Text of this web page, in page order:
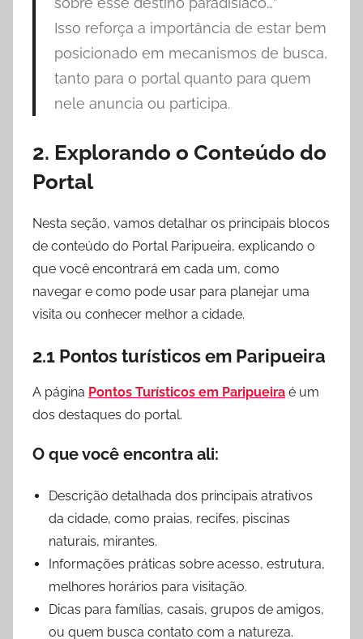
Isso reforça a importância de estar bem
posicionado em mecanismos de busca,
tanto para o portal quanto para quem
nele anuncia ou participa.
2. Explorando o Conteúdo do
Portal
Nesta seção, vamos detalhar os principais blocos
de conteúdo do Portal Paripueira, explicando o
que você encontrará em cada um, como
navegar e como pode usar para planejar uma
visita ou conhecer melhor a cidade.
2.1 Pontos turísticos em Paripueira
A página Pontos Turísticos em Paripueira é um
dos destaques do portal.
O que você encontra ali:
Descrição detalhada dos principais atrativos
da cidade, como praias, recifes, piscinas
naturais, mirantes.
Informações práticas sobre acesso, estrutura,
melhores horários para visitação.
Dicas para famílias, casais, grupos de amigos,
ou quem busca contato com a natureza.